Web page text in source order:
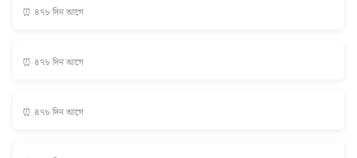
⏰ ৪৭৮ দিন আগে
⏰ ৪৭৮ দিন আগে
⏰ ৪৭৮ দিন আগে